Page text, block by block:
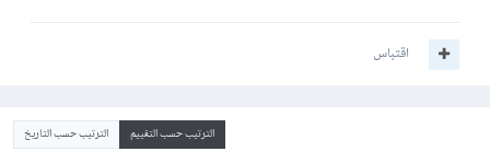
اقتباس
الترتيب حسب التقييم الترتيب حسب التاريخ